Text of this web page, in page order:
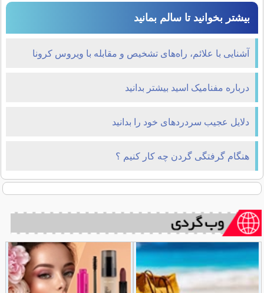
بیشتر بخوانید تا سالم بمانید
آشنایی با علائم، راه‌های تشخیص و مقابله با ویروس‌ کرونا
درباره مفنامیک اسید بیشتر بدانید
دلایل عجیب سردردهای خود را بدانید
هنگام گرفتگی گردن چه کار کنیم ؟